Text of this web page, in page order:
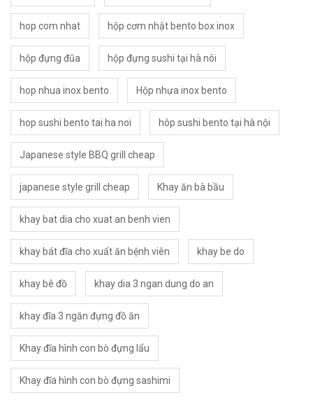
hop com nhat hộp cơm nhật bento box inox
hộp đựng đũa hộp đựng sushi tại hà nôi
hop nhua inox bento Hộp nhựa inox bento
hop sushi bento tai ha noi hôp sushi bento tại hà nội
Japanese style BBQ grill cheap
japanese style grill cheap Khay ăn bà bầu
khay bat dia cho xuat an benh vien
khay bát đĩa cho xuất ăn bệnh viên khay be do
khay bê đồ khay dia 3 ngan dung do an
khay đĩa 3 ngăn đựng đồ ăn
Khay đĩa hình con bò đựng lẩu
Khay đĩa hình con bò đựng sashimi